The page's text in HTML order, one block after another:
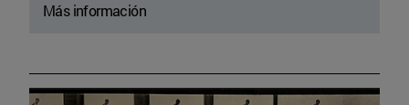
Más información